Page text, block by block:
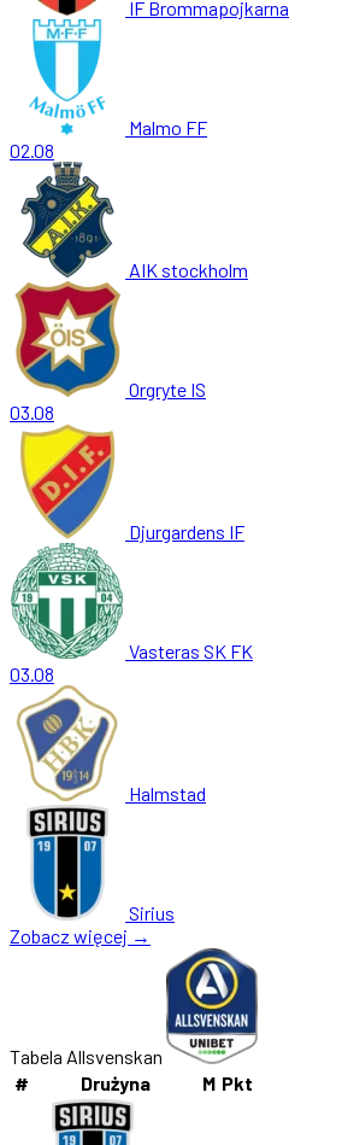
IF Brommapojkarna
Malmo FF
02.08
AIK stockholm
Orgryte IS
03.08
Djurgardens IF
Vasteras SK FK
03.08
Halmstad
Sirius
Zobacz więcej →
Tabela Allsvenskan
#
Drużyna M Pkt